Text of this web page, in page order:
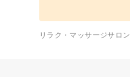
リラク・マッサージサロン